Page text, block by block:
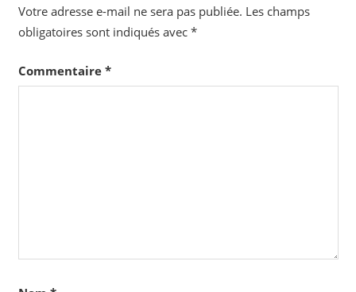
Votre adresse e-mail ne sera pas publiée. Les champs
obligatoires sont indiqués avec *
Commentaire *